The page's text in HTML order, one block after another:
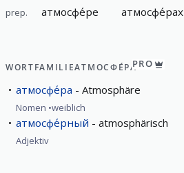
prep. атмосфе́ре атмосфе́рах
WORTFAMILIEАТМОСФЕ́РАPRO
атмосфе́ра Atmosphäre
Nomen weiblich
атмосфе́рный atmosphärisch
Adjektiv